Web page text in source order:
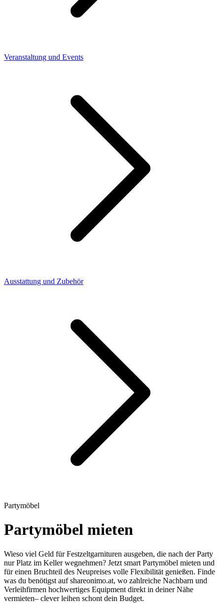
Veranstaltung und Events
Ausstattung und Zubehör
Partymöbel
Partymöbel mieten
Wieso viel Geld für Festzeltgarnituren ausgeben, die nach der Party
nur Platz im Keller wegnehmen? Jetzt smart Partymöbel mieten und
für einen Bruchteil des Neupreises volle Flexibilität genießen. Finde
was du benötigst auf shareonimo.at, wo zahlreiche Nachbarn und
Verleihfirmen hochwertiges Equipment direkt in deiner Nähe
vermieten– clever leihen schont dein Budget.